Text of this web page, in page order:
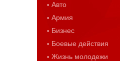
Авто
Армия
Бизнес
Боевые действия
Жизнь молодежи